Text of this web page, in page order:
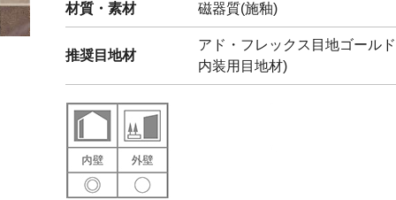
材質・素材 磁器質(施釉)
推奨目地材
アド・フレックス目地ゴール
内装用目地材)